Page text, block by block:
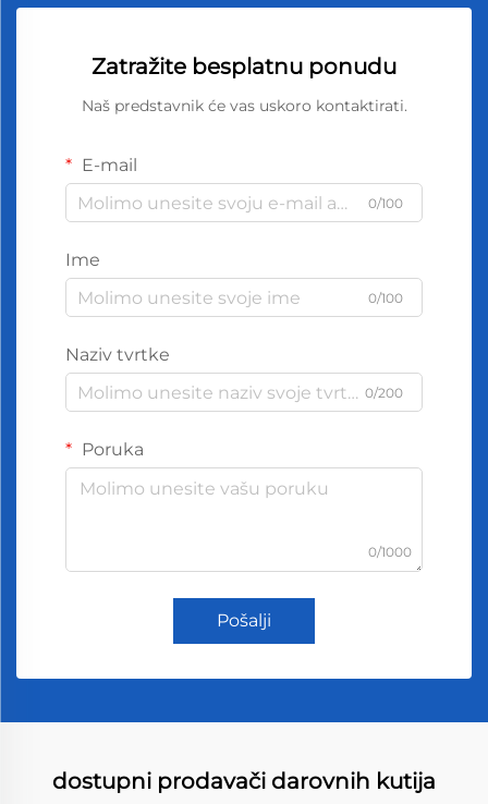
Zatražite besplatnu ponudu
Naš predstavnik će vas uskoro kontaktirati.
E-mail
0/100
Ime
0/100
Naziv tvrtke
0/200
Poruka
0/1000
Pošalji
dostupni prodavači darovnih kutija